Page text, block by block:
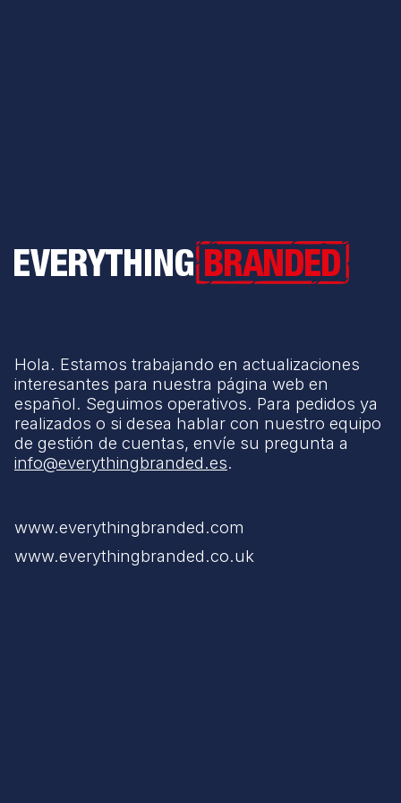
Everything Branded
Hola. Estamos trabajando en actualizaciones
interesantes para nuestra página web en
español. Seguimos operativos. Para pedidos ya
realizados o si desea hablar con nuestro equipo
de gestión de cuentas, envíe su pregunta a
info@everythingbranded.es.
www.everythingbranded.com
www.everythingbranded.co.uk